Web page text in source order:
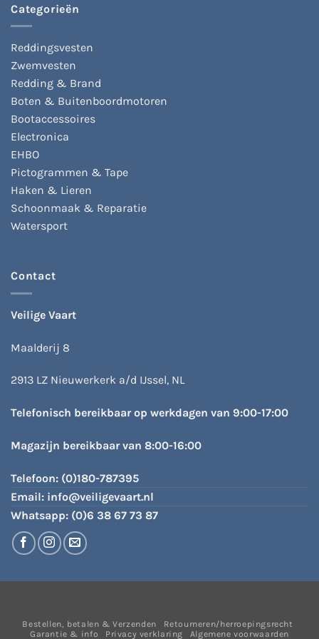
de
Categorieën
Reddingsvesten
Zwemvesten
Redding & Brand
Boten & Buitenboordmotoren
Bootaccessoires
Electronica
EHBO
Pictogrammen & Tape
Haken & Lieren
Schoonmaak & Reparatie
Watersport
Contact
Veilige Vaart
Maalderij 8
2913 LZ Nieuwerkerk a/d IJssel, NL
Telefonisch bereikbaar op werkdagen van 9:00-17:00
Magazijn bereikbaar van 8:00-16:00
Telefoon: (0)180-787395
Email: info@veiligevaart.nl
Whatsapp: (0)6 38 67 73 87
Bestellen, betalen & Verzenden
Retourneren/herroepingsrecht
Garantie & info
Privacy verklaring
Algemene voorwaarden